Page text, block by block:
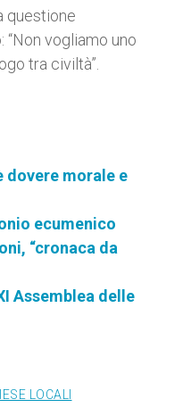
questione
“Non vogliamo uno
tra civiltà”.
dovere morale e
ecumenico
“cronaca da
Assemblea delle
LOCALI